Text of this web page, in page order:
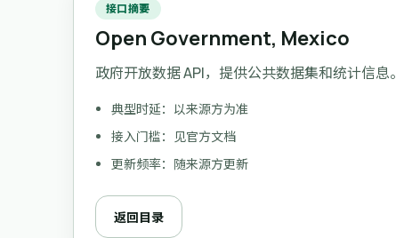
接口摘要
Open Government, Mexico
政府开放数据 API，提供公共数据集和统计信息。
典型时延：以来源方为准
接入门槛：见官方文档
更新频率：随来源方更新
返回目录